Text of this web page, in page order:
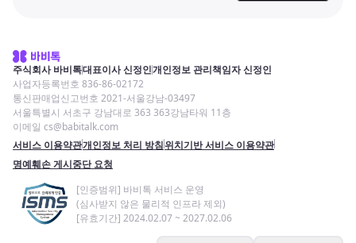
주식회사 바비톡대표이사 신정인개인정보 관리책임자 신정인
사업자등록번호 836-86-02172
통신판매업신고번호 2021-서울강남-03497
서울특별시 서초구 강남대로 363 363강남타워 11층
이메일 cs@babitalk.com
서비스 이용약관개인정보 처리 방침위치기반 서비스 이용약관
명예훼손 게시중단 요청
[인증범위] 바비톡 서비스 운영
(심사받지 않은 물리적 인프라 제외)
[유효기간] 2024.02.07 ~ 2027.02.06